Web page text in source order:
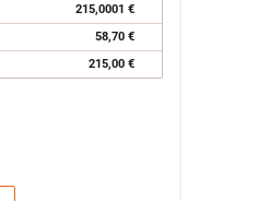
215,0001 €
58,70 €
215,00 €